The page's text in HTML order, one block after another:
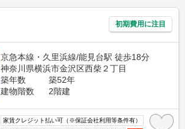
初期費用に注目
京急本線・久里浜線/能見台駅 徒歩18分
神奈川県横浜市金沢区西柴２丁目
築年数
築52年
建物階数
2階建
家賃クレジット払い可（※保証会社利用等条件有）